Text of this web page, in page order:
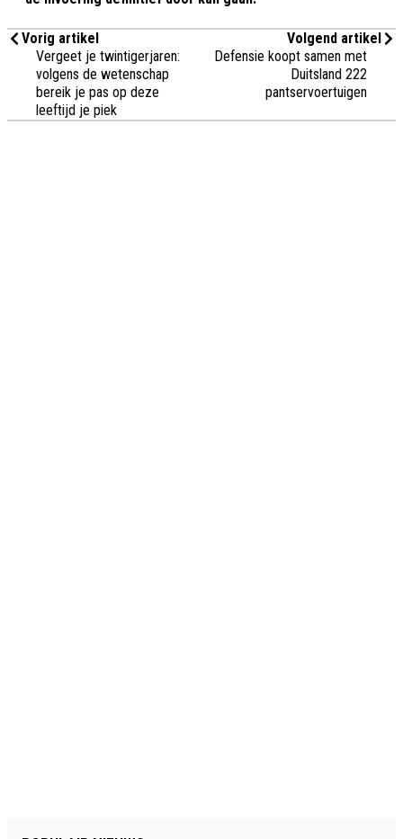
Vorig artikel
Vergeet je twintigerjaren:
volgens de wetenschap
bereik je pas op deze
leeftijd je piek
Volgend artikel
Defensie koopt samen met
Duitsland 222
pantservoertuigen